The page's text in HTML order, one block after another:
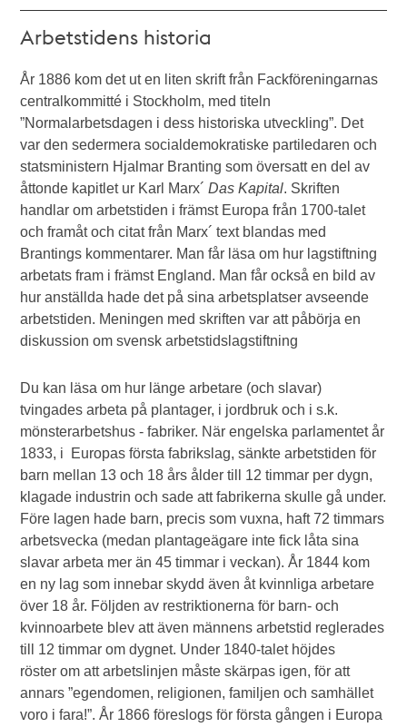
Arbetstidens historia
År 1886 kom det ut en liten skrift från Fackföreningarnas
centralkommitté i Stockholm, med titeln
”Normalarbetsdagen i dess historiska utveckling”. Det
var den sedermera socialdemokratiske partiledaren och
statsministern Hjalmar Branting som översatt en del av
åttonde kapitlet ur Karl Marx´Das Kapital. Skriften
handlar om arbetstiden i främst Europa från 1700-talet
och framåt och citat från Marx´ text blandas med
Brantings kommentarer. Man får läsa om hur lagstiftning
arbetats fram i främst England. Man får också en bild av
hur anställda hade det på sina arbetsplatser avseende
arbetstiden. Meningen med skriften var att påbörja en
diskussion om svensk arbetstidslagstiftning
Du kan läsa om hur länge arbetare (och slavar)
tvingades arbeta på plantager, i jordbruk och i s.k.
mönsterarbetshus - fabriker. När engelska parlamentet år
1833, i Europas första fabrikslag, sänkte arbetstiden för
barn mellan 13 och 18 års ålder till 12 timmar per dygn,
klagade industrin och sade att fabrikerna skulle gå under.
Före lagen hade barn, precis som vuxna, haft 72 timmars
arbetsvecka (medan plantageägare inte fick låta sina
slavar arbeta mer än 45 timmar i veckan). År 1844 kom
en ny lag som innebar skydd även åt kvinnliga arbetare
över 18 år. Följden av restriktionerna för barn- och
kvinnoarbete blev att även männens arbetstid reglerades
till 12 timmar om dygnet. Under 1840-talet höjdes
röster om att arbetslinjen måste skärpas igen, för att
annars ”egendomen, religionen, familjen och samhället
voro i fara!”. År 1866 föreslogs för första gången i Europa